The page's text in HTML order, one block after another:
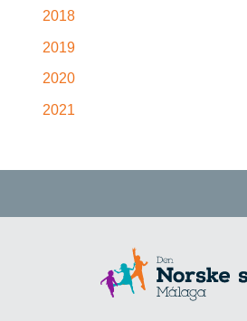
2018
2019
2020
2021